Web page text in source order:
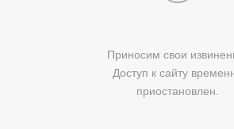
Приносим свои
Доступ к сайту
приостановлен.